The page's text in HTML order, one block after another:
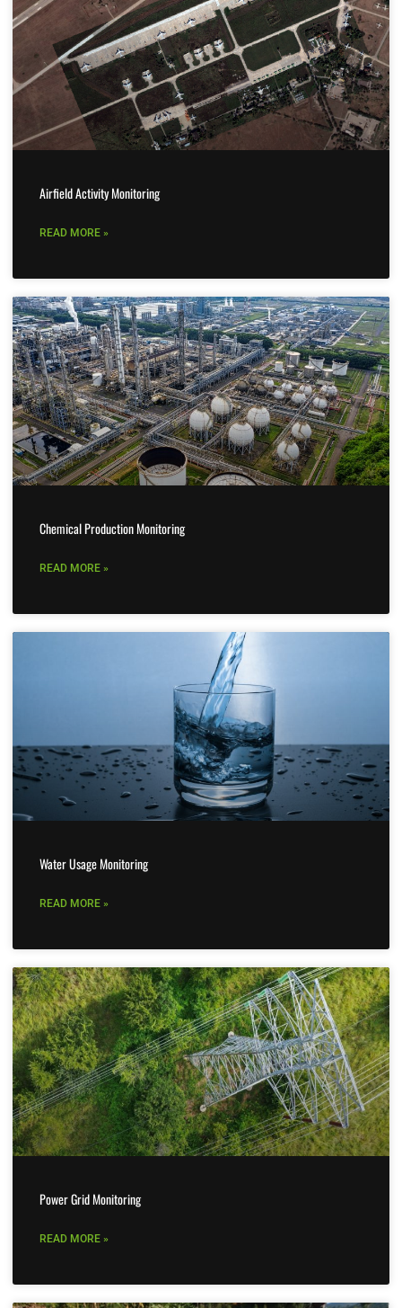
Airfield Activity Monitoring
READ MORE »
Chemical Production Monitoring
READ MORE »
Water Usage Monitoring
READ MORE »
Power Grid Monitoring
READ MORE »